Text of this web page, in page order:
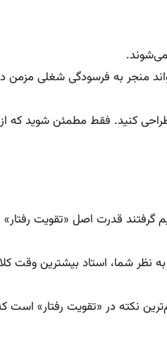
می‌شوند.
منجر به فرسودگی شغلی مزمن
کنید. فقط مطمئن شوید که
و تصمیم گرفتند قدرت اصل «تقویت
نظر شما، استاد بیشترین وقت
نکته در «تقویت رفتار»